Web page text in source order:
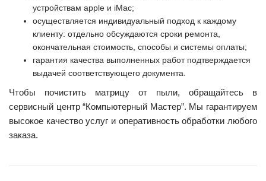
устройствам apple и iMac;
осуществляется индивидуальный подход к каждому
клиенту: отдельно обсуждаются сроки ремонта,
окончательная стоимость, способы и системы оплаты;
гарантия качества выполненных работ подтверждается
выдачей соответствующего документа.
Чтобы почистить матрицу от пыли, обращайтесь в
сервисный центр “Компьютерный Мастер”. Мы гарантируем
высокое качество услуг и оперативность обработки любого
заказа.